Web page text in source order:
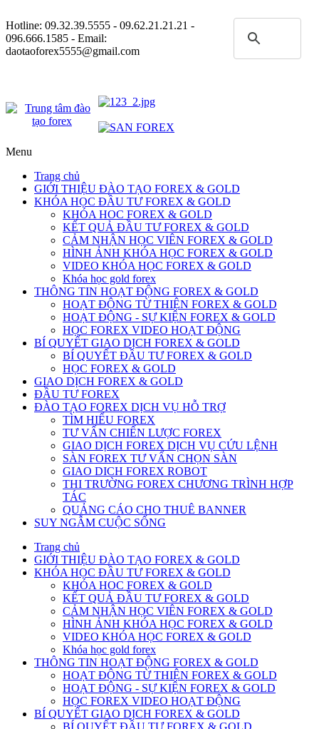
Hotline: 09.32.39.5555 - 09.62.21.21.21 -
096.666.1585 - Email:
daotaoforex5555@gmail.com
Menu
Trang chủ
GIỚI THIỆU ĐÀO TẠO FOREX & GOLD
KHÓA HỌC ĐẦU TƯ FOREX & GOLD
KHÓA HOC FOREX & GOLD
KẾT QUẢ ĐẦU TƯ FOREX & GOLD
CẢM NHẬN HỌC VIÊN FOREX & GOLD
HÌNH ẢNH KHÓA HỌC FOREX & GOLD
VIDEO KHÓA HỌC FOREX & GOLD
Khóa học gold forex
THÔNG TIN HOẠT ĐỘNG FOREX & GOLD
HOẠT ĐỘNG TỪ THIỆN FOREX & GOLD
HOẠT ĐỘNG - SỰ KIỆN FOREX & GOLD
HỌC FOREX VIDEO HOẠT ĐỘNG
BÍ QUYẾT GIAO DỊCH FOREX & GOLD
BÍ QUYẾT ĐẦU TƯ FOREX & GOLD
HỌC FOREX & GOLD
GIAO DỊCH FOREX & GOLD
ĐẦU TƯ FOREX
ĐÀO TẠO FOREX DỊCH VỤ HỖ TRỢ
TÌM HIỂU FOREX
TƯ VẤN CHIẾN LƯỢC FOREX
GIAO DỊCH FOREX DỊCH VỤ CỨU LỆNH
SÀN FOREX TƯ VẤN CHỌN SÀN
GIAO DICH FOREX ROBOT
THI TRƯỜNG FOREX CHƯƠNG TRÌNH HỢP
TÁC
QUẢNG CÁO CHO THUÊ BANNER
SUY NGẪM CUỘC SỐNG
Trang chủ
GIỚI THIỆU ĐÀO TẠO FOREX & GOLD
KHÓA HỌC ĐẦU TƯ FOREX & GOLD
KHÓA HOC FOREX & GOLD
KẾT QUẢ ĐẦU TƯ FOREX & GOLD
CẢM NHẬN HỌC VIÊN FOREX & GOLD
HÌNH ẢNH KHÓA HỌC FOREX & GOLD
VIDEO KHÓA HỌC FOREX & GOLD
Khóa học gold forex
THÔNG TIN HOẠT ĐỘNG FOREX & GOLD
HOẠT ĐỘNG TỪ THIỆN FOREX & GOLD
HOẠT ĐỘNG - SỰ KIỆN FOREX & GOLD
HỌC FOREX VIDEO HOẠT ĐỘNG
BÍ QUYẾT GIAO DỊCH FOREX & GOLD
BÍ QUYẾT ĐẦU TƯ FOREX & GOLD